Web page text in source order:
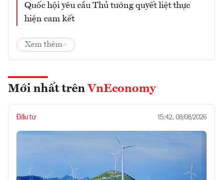
Quốc hội yêu cầu Thủ tướng quyết liệt thực
hiện cam kết
Xem thêm
Mới nhất trên VnEconomy
Đầu tư 15:42, 08/08/2026